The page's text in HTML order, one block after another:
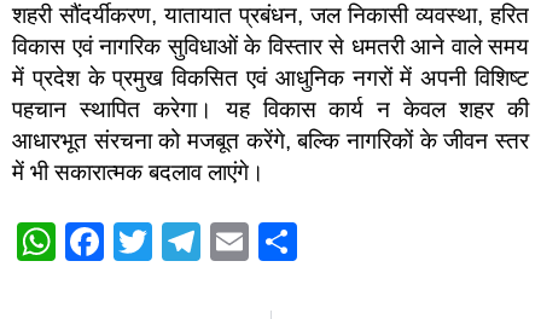
शहरी सौंदर्यीकरण, यातायात प्रबंधन, जल निकासी व्यवस्था, हरित
विकास एवं नागरिक सुविधाओं के विस्तार से धमतरी आने वाले समय
में प्रदेश के प्रमुख विकसित एवं आधुनिक नगरों में अपनी विशिष्ट
पहचान स्थापित करेगा। यह विकास कार्य न केवल शहर की
आधारभूत संरचना को मजबूत करेंगे, बल्कि नागरिकों के जीवन स्तर
में भी सकारात्मक बदलाव लाएंगे।
W
F
T
T
E